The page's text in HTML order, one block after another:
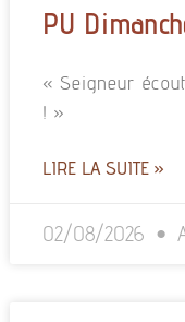
PU
« Seigneur
! »
LIRE LA SUITE »
02/08/2026